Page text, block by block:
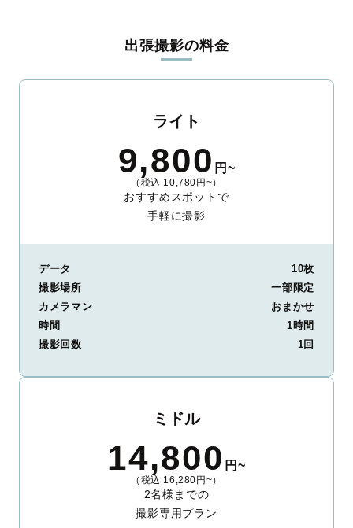
ィを身につけたプロのカメラマンが全国47都道府県に在籍してい
ます。創業10年のノウハウを活かし、思い出に残る素敵な撮影体
験をお届けします。
整。自然な雰囲気を残しつつも、おしゃれで洗練された仕上がり
に。きっと「こんな写真を撮ってほしかった！」と思える一枚に
出会えます。まずは、ラブグラフの撮影事例
出張撮影の料金
ライト
9,800 円~
（税込 10,780円~）
おすすめスポットで
手軽に撮影
データ
10枚
撮影場所
一部限定
カメラマン
おまかせ
時間
1時間
撮影回数
1回
ミドル
14,800 円~
（税込 16,280円~）
2名様までの
撮影専用プラン